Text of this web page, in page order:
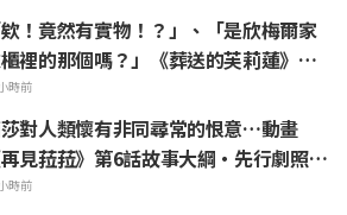
欸！竟然有實物！？」、「是欣梅爾家
裡的那個嗎？」《葬送的芙莉蓮》第1
場的「暗黑龍的角」公開引發粉絲驚
時前
對人類懷有非同尋常的恨意…動畫
再見菈菈》第6話故事大綱・先行劇照公
時前